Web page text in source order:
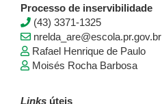
Processo de inservibilidade
(43) 3371-1325
nrelda_are@escola.pr.gov.br
Rafael Henrique de Paulo
Moisés Rocha Barbosa
Links úteis